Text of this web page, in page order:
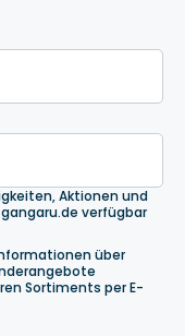
Aktionen und
verfügbar
über
Sortiments per E-